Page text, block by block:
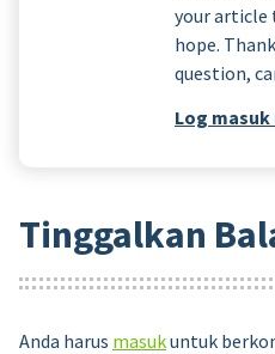
your article
hope.
question,
Log
Tinggalkan
Anda harus masukuntuk